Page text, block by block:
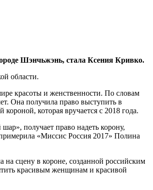
Шэнчьжэнь, стала Ксения Кривко.
области.
красоты и женственности. По словам
Она получила право выступить в
которая вручается с 2018 года.
получает право надеть корону,
«Миссис Россия 2017» Полина
сцену в короне, созданной российским
красивым женщинам и красивой